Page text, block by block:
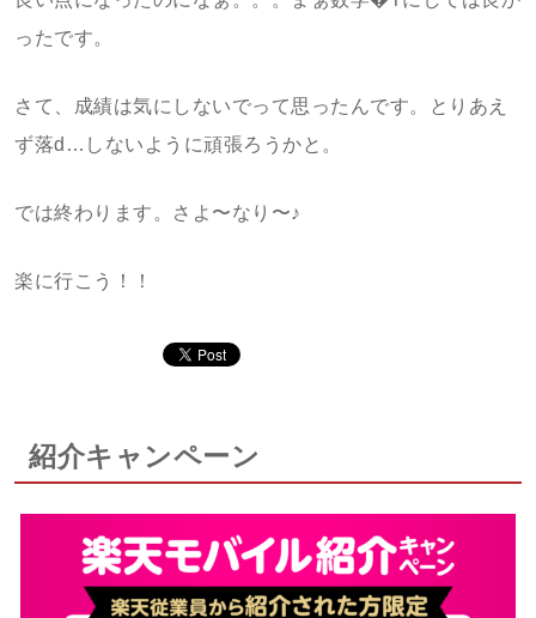
ったです。
さて、成績は気にしないでって思ったんです。とりあえ
ず落d…しないように頑張ろうかと。
では終わります。さよ〜なり〜♪
楽に行こう！！
紹介キャンペーン